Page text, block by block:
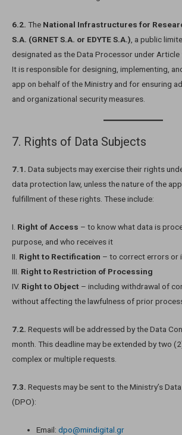
6.2. The National Infrastructures for
S.A. (GRNET S.A. or EDYTE S.A.) , a public
designated as the Data Processor under Article
It is responsible for designing, implementing,
app on behalf of the Ministry and for ensuring
and organizational security measures.
7. Rights of Data Subjects
7.1. Data subjects may exercise their rights
data protection law, unless the nature of the
fulfillment of these rights. These include:
I. Right of Access – to know what data is
purpose, and who receives it
II. Right to Rectification – to correct errors or
III. Right to Restriction of Processing
IV. Right to Object – including withdrawal of
without affecting the lawfulness of prior
7.2. Requests will be addressed by the Data
month. This deadline may be extended by two
complex or multiple requests.
7.3. Requests may be sent to the Ministry’s
(DPO):
Email:dpo@mindigital.gr